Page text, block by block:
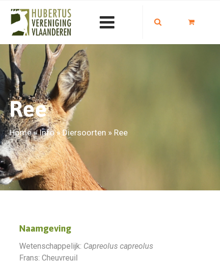
Ree
Home»Info»Diersoorten » Ree
Naamgeving
Wetenschappelijk: Capreolus capreolus
Frans: Cheuvreuil